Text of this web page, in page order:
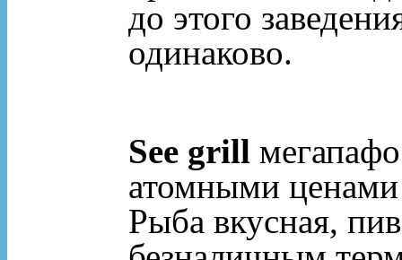
до этого
одинаково.
See grill
атомными
Рыба вкусная,